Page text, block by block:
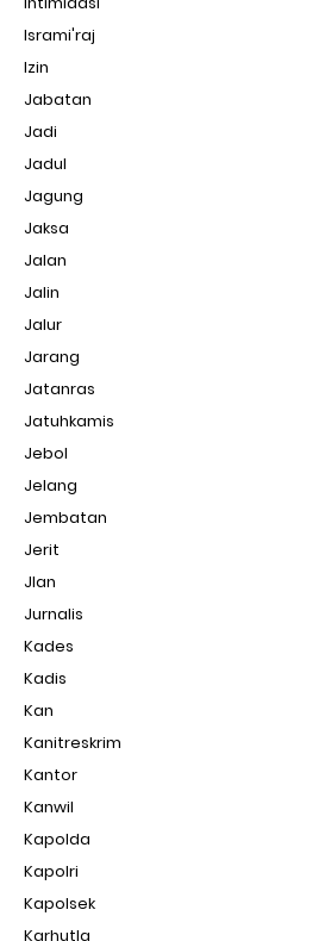
Isrami'raj
Izin
Jabatan
Jadi
Jadul
Jagung
Jaksa
Jalan
Jalin
Jalur
Jarang
Jatanras
Jatuhkamis
Jebol
Jelang
Jembatan
Jerit
Jlan
Jurnalis
Kades
Kadis
Kan
Kanitreskrim
Kantor
Kanwil
Kapolda
Kapolri
Kapolsek
Karhutla